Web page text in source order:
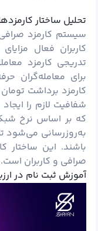
تحلیل ساختار
سیستم کارمزد
کاربران فعال
تدریجی کارمزد
برای معامله‌گران
شفافیت لازم را
که بر اساس نرخ
به‌روزرسانی می‌شود
باشند. این ساختار
صرافی و کاربران است.
آموزش ثبت نام در